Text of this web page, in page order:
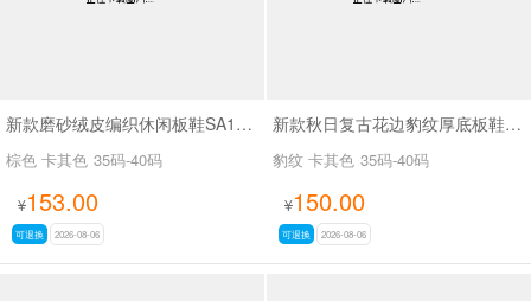
新款磨砂绒皮编织休闲板鞋SA18035
棕色 卡其色 35码-40码
¥153.00
可退换 2026-08-06
新款秋日复古花边豹纹厚底板鞋SA18036
豹纹 卡其色 35码-40码
¥150.00
可退换 2026-08-06